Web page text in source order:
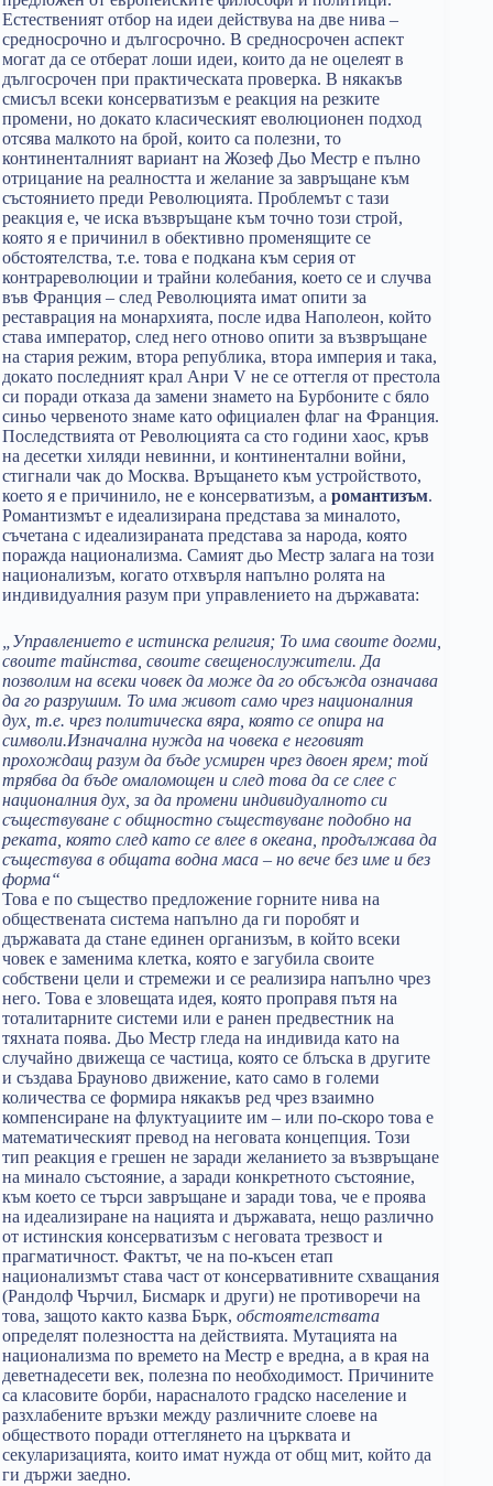
Естественият отбор на идеи действува на две нива –
средносрочно и дългосрочно. В средносрочен аспект
могат да се отберат лоши идеи, които да не оцелеят в
дългосрочен при практическата проверка. В някакъв
смисъл всеки консерватизъм е реакция на резките
промени, но докато класическият еволюционен подход
отсява малкото на брой, които са полезни, то
континенталният вариант на Жозеф Дьо Местр е пълно
отрицание на реалността и желание за завръщане към
състоянието преди Революцията. Проблемът с тази
реакция е, че иска възвръщане към точно този строй,
която я е причинил в обективно променящите се
обстоятелства, т.е. това е подкана към серия от
контрареволюции и трайни колебания, което се и случва
във Франция – след Революцията имат опити за
реставрация на монархията, после идва Наполеон, който
става император, след него отново опити за възвръщане
на стария режим, втора република, втора империя и така,
докато последният крал Анри V не се оттегля от престола
си поради отказа да замени знамето на Бурбоните с бяло
синьо червеното знаме като официален флаг на Франция.
Последствията от Революцията са сто години хаос, кръв
на десетки хиляди невинни, и континентални войни,
стигнали чак до Москва. Връщането към устройството,
което я е причинило, не е консерватизъм, а романтизъм.
Романтизмът е идеализирана представа за миналото,
съчетана с идеализираната представа за народа, която
поражда национализма. Самият дьо Местр залага на този
национализъм, когато отхвърля напълно ролята на
индивидуалния разум при управлението на държавата:
„Управлението е истинска религия; То има своите догми,
своите тайнства, своите свещенослужители. Да
позволим на всеки човек да може да го обсъжда означава
да го разрушим. То има живот само чрез националния
дух, т.е. чрез политическа вяра, която се опира на
символи.Изначална нужда на човека е неговият
прохождащ разум да бъде усмирен чрез двоен ярем; той
трябва да бъде омаломощен и след това да се слее с
националния дух, за да промени индивидуалното си
съществуване с общностно съществуване подобно на
реката, която след като се влее в океана, продължава да
съществува в общата водна маса – но вече без име и без
форма“
Това е по същество предложение горните нива на
обществената система напълно да ги поробят и
държавата да стане единен организъм, в който всеки
човек е заменима клетка, която е загубила своите
собствени цели и стремежи и се реализира напълно чрез
него. Това е зловещата идея, която проправя пътя на
тоталитарните системи или е ранен предвестник на
тяхната поява. Дьо Местр гледа на индивида като на
случайно движеща се частица, която се блъска в другите
и създава Брауново движение, като само в големи
количества се формира някакъв ред чрез взаимно
компенсиране на флуктуациите им – или по-скоро това е
математическият превод на неговата концепция. Този
тип реакция е грешен не заради желанието за възвръщане
на минало състояние, а заради конкретното състояние,
към което се търси завръщане и заради това, че е проява
на идеализиране на нацията и държавата, нещо различно
от истинския консерватизъм с неговата трезвост и
прагматичност. Фактът, че на по-късен етап
национализмът става част от консервативните схващания
(Рандолф Чърчил, Бисмарк и други) не противоречи на
това, защото както казва Бърк, обстоятелствата
определят полезността на действията. Мутацията на
национализма по времето на Местр е вредна, а в края на
деветнадесети век, полезна по необходимост. Причините
са класовите борби, нарасналото градско население и
разхлабените връзки между различните слоеве на
обществото поради оттеглянето на църквата и
секуларизацията, които имат нужда от общ мит, който да
ги държи заедно.